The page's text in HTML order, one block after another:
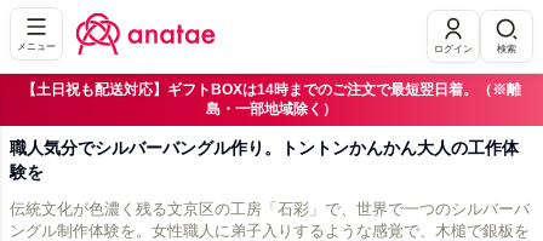
メニュー ログイン 検索
【土日祝も配送対応】ギフトBOXは14時までのご注文で最短翌日着。（※離
島・一部地域除く）
職人気分でシルバーバングル作り。トントンかんかん大人の工作体
験を
伝統文化が色濃く残る文京区の工房「石彩」で、世界で一つのシルバーバ
ングル制作体験を。女性職人に弟子入りするような感覚で、木槌で銀板を